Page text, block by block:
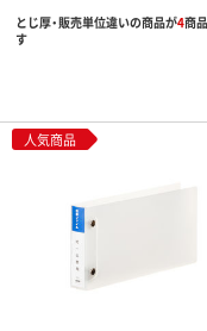
とじ厚・販売単位違いの商品が4商
す
人気商品